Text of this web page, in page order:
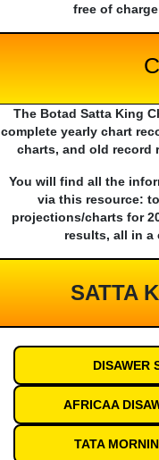
free of
The Botad Satta King
complete yearly chart
charts, and old record
You will find all the
via this resource:
projections/charts for
results, all in a
SATTA
DISAWER
AFRICAA
TATA